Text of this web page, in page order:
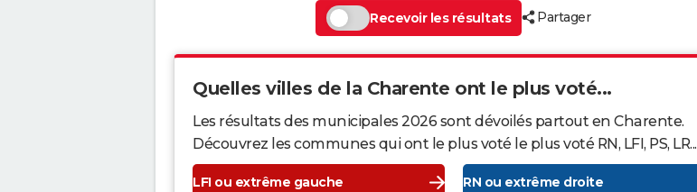
Recevoir les résultats
Partager
Quelles villes de la Charente ont le plus voté...
Les résultats des municipales 2026 sont dévoilés partout en Charente.
Découvrez les communes qui ont le plus voté le plus voté RN, LFI, PS, LR...
LFI ou extrême gauche RN ou extrême droite